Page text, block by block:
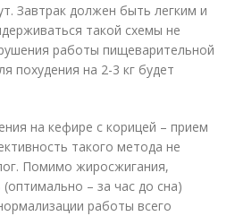
Завтрак должен быть легким и
такой схемы не
работы пищеварительной
похудения на 2-3 кг будет
на кефире с корицей – прием
такого метода не
Помимо жиросжигания,
– за час до сна)
работы всего